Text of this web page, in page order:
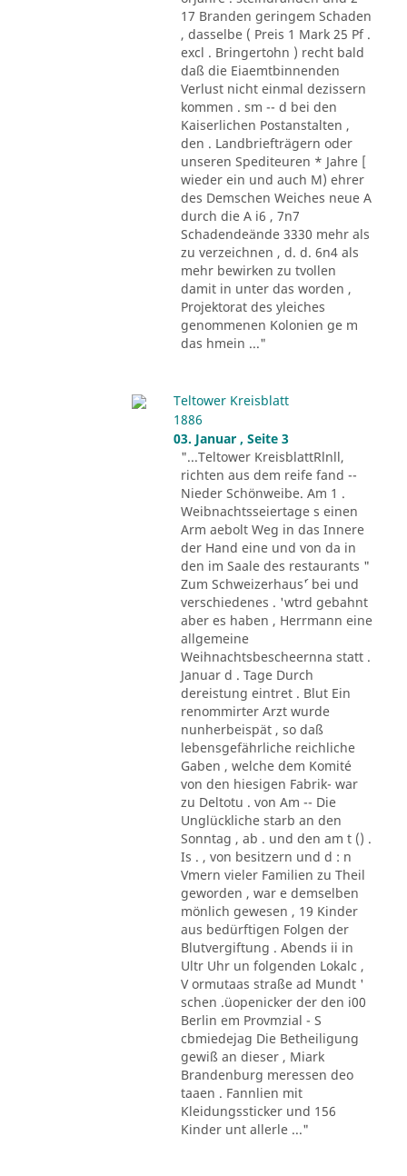
17 Branden geringem Schaden
, dasselbe ( Preis 1 Mark 25 Pf .
excl . Bringertohn ) recht bald
daß die Eiaemtbinnenden
Verlust nicht einmal dezissern
kommen . sm -- d bei den
Kaiserlichen Postanstalten ,
den . Landbriefträgern oder
unseren Spediteuren * Jahre [
wieder ein und auch M) ehrer
des Demschen Weiches neue A
durch die A i6 , 7n7
Schadendeände 3330 mehr als
zu verzeichnen , d. d. 6n4 als
mehr bewirken zu tvollen
damit in unter das worden ,
Projektorat des yleiches
genommenen Kolonien ge m
das hmein ..."
Teltower Kreisblatt
1886
03. Januar , Seite 3
"...Teltower KreisblattRlnll,
richten aus dem reife fand --
Nieder Schönweibe. Am 1 .
Weibnachtsseiertage s einen
Arm aebolt Weg in das Innere
der Hand eine und von da in
den im Saale des restaurants "
Zum Schweizerhaus´' bei und
verschiedenes . 'wtrd gebahnt
aber es haben , Herrmann eine
allgemeine
Weihnachtsbescheernna statt .
Januar d . Tage Durch
dereistung eintret . Blut Ein
renommirter Arzt wurde
nunherbeispät , so daß
lebensgefährliche reichliche
Gaben , welche dem Komité
von den hiesigen Fabrik- war
zu Deltotu . von Am -- Die
Unglückliche starb an den
Sonntag , ab . und den am t () .
Is . , von besitzern und d : n
Vmern vieler Familien zu Theil
geworden , war e demselben
mönlich gewesen , 19 Kinder
aus bedürftigen Folgen der
Blutvergiftung . Abends ii in
Ultr Uhr un folgenden Lokalc ,
V ormutaas straße ad Mundt '
schen .üopenicker der den i00
Berlin em Provmzial - S
cbmiedejag Die Betheiligung
gewiß an dieser , Miark
Brandenburg meressen deo
taaen . Fannlien mit
Kleidungssticker und 156
Kinder unt allerle ..."